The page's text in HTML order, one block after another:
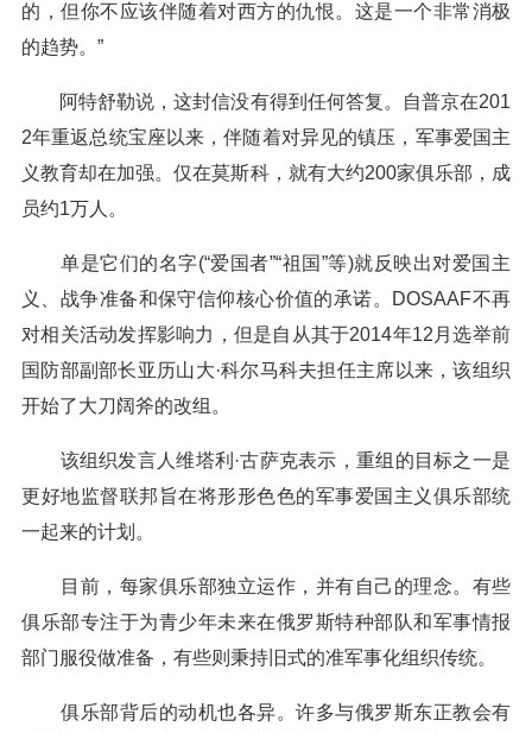
的，但你不应该伴随着对西方的仇恨。这是一个非常消极
的趋势。”
阿特舒勒说，这封信没有得到任何答复。自普京在201
2年重返总统宝座以来，伴随着对异见的镇压，军事爱国主
义教育却在加强。仅在莫斯科，就有大约200家俱乐部，成
员约1万人。
单是它们的名字(“爱国者”“祖国”等)就反映出对爱国主
义、战争准备和保守信仰核心价值的承诺。DOSAAF不再
对相关活动发挥影响力，但是自从其于2014年12月选举前
国防部副部长亚历山大·科尔马科夫担任主席以来，该组织
开始了大刀阔斧的改组。
该组织发言人维塔利·古萨克表示，重组的目标之一是
更好地监督联邦旨在将形形色色的军事爱国主义俱乐部统
一起来的计划。
目前，每家俱乐部独立运作，并有自己的理念。有些
俱乐部专注于为青少年未来在俄罗斯特种部队和军事情报
部门服役做准备，有些则秉持旧式的准军事化组织传统。
俱乐部背后的动机也各异。许多与俄罗斯东正教会有